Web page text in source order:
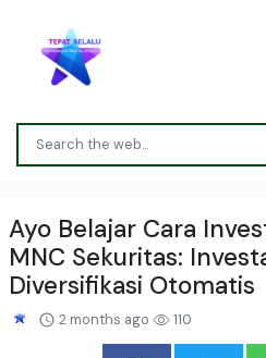
Ayo Belajar Cara
MNC Sekuritas:
Diversifikasi Otomatis
2 months ago 110